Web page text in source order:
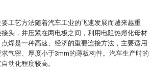
工艺方法随着汽车工业的飞速发展而越来越重
头，并压紧在两电极之间，利用电阻热熔化母材
焊是一种高速、经济的重要连接方法，主要适用
气密、厚度小于3mm的薄板构件。汽车生产时的
动化程度较高。